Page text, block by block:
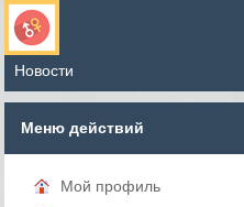
Меню действий
Мой профиль